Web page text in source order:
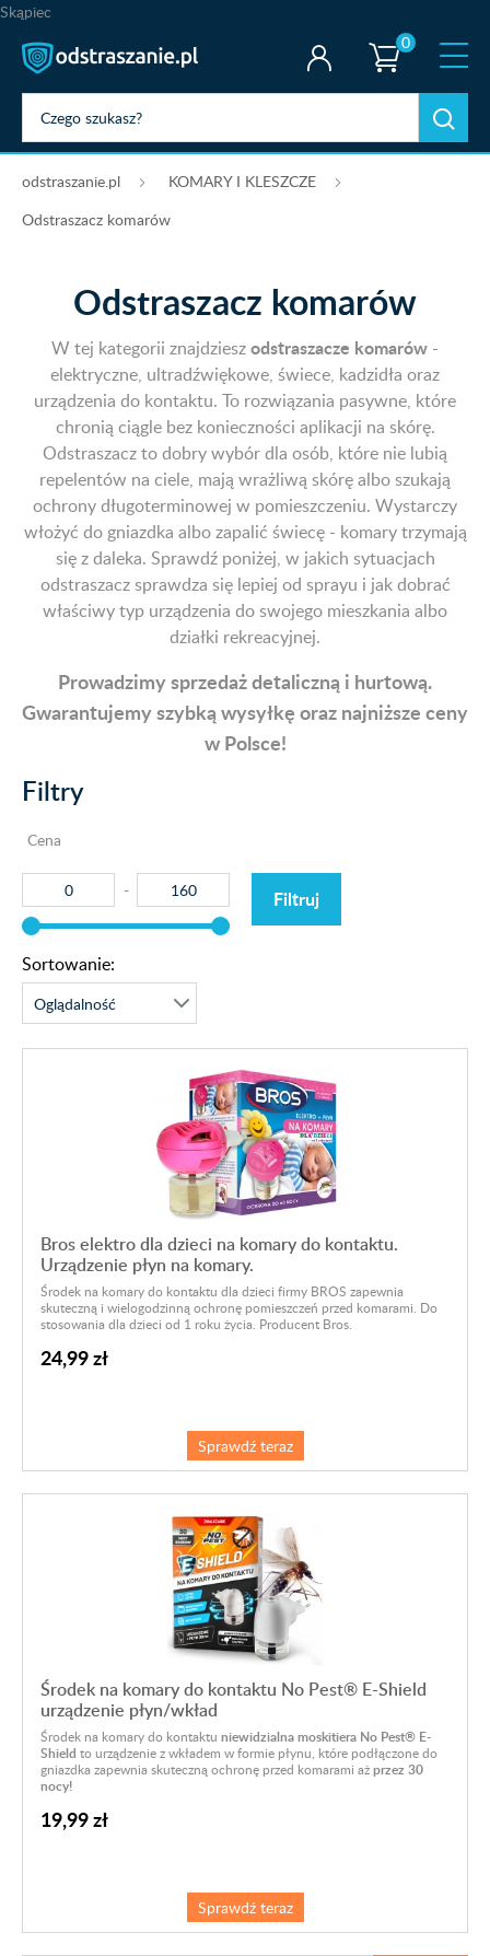
Skąpiec
0
odstraszanie.pl
KOMARY I KLESZCZE
Odstraszacz komarów
Odstraszacz komarów
W tej kategorii znajdzieszodstraszacze komarów -
elektryczne, ultradźwiękowe, świece, kadzidła oraz
urządzenia do kontaktu. To rozwiązania pasywne, które
chronią ciągle bez konieczności aplikacji na skórę.
Odstraszacz to dobry wybór dla osób, które nie lubią
repelentów na ciele, mają wrażliwą skórę albo szukają
ochrony długoterminowej w pomieszczeniu. Wystarczy
włożyć do gniazdka albo zapalić świecę - komary trzymają
się z daleka. Sprawdź poniżej, w jakich sytuacjach
odstraszacz sprawdza się lepiej od sprayu i jak dobrać
właściwy typ urządzenia do swojego mieszkania albo
działki rekreacyjnej.
Prowadzimy sprzedaż detaliczną i hurtową.
Gwarantujemy szybką wysyłkę oraz najniższe ceny
w Polsce!
Filtry
Cena
Filtruj
Sortowanie:
Bros elektro dla dzieci na komary do kontaktu.
Urządzenie płyn na komary.
Środek na komary do kontaktu dla dzieci firmy BROS zapewnia
skuteczną i wielogodzinną ochronę pomieszczeń przed komarami. Do
stosowania dla dzieci od 1 roku życia. Producent Bros.
24,99 zł
Sprawdź teraz
Środek na komary do kontaktu No Pest® E-Shield
urządzenie płyn/wkład
Środek na komary do kontaktu niewidzialna moskitiera No Pest® E-
Shield to urządzenie z wkładem w formie płynu, które podłączone do
gniazdka zapewnia skuteczną ochronę przed komarami ażprzez 30
nocy!
19,99 zł
Sprawdź teraz